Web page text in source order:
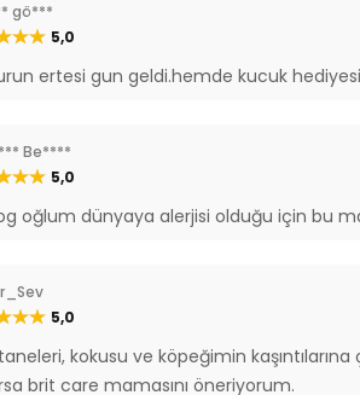
gö***
5,0
ertesi gun geldi.hemde kucuk
Be****
5,0
oğlum dünyaya alerjisi olduğu için bu
5,0
kokusu ve köpeğimin
brit care mamasını öneriyorum.